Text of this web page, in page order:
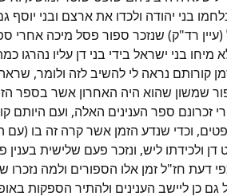
בני יהודה ולכדו את ארצם ובני יוסף
רד"ק) שנזכר ספור פסל מיכה
בני ישראל בידי בני דן עליו
קורותם נראה לי להשיב לזה ולומר,
שהוא היה האחרון אשר בספר
זכרונם ספר הענינים האלה, ועם היותם
וכדי שנדע הזמן אשר קרה זה בו
דן ולכידתו ליש, ונזכר פעם שלישית
דעת חז"ל זמן אלו הספורים ולמה
גם כן ליישב הענינים ולהתיר הספקות